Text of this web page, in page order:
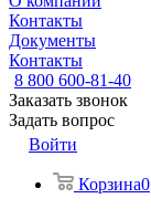
Контакты
Документы
Контакты
8 800 600-81-40
Заказать звонок
Задать вопрос
Войти
Корзина0